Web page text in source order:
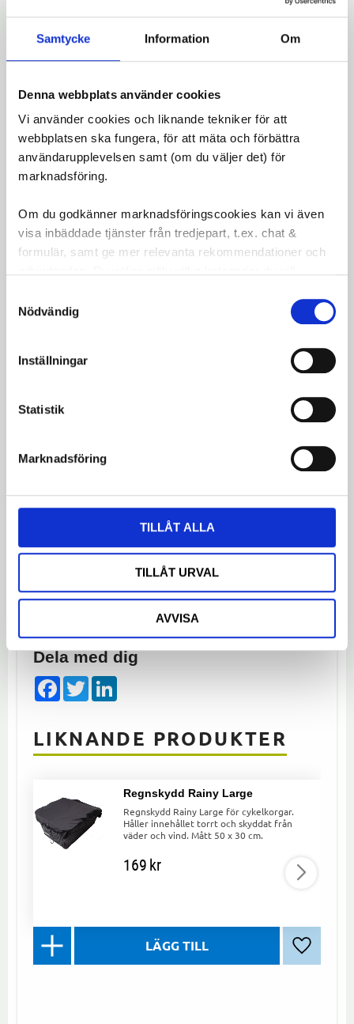
Samtycke Information Om
Denna webbplats använder cookies
Vi använder cookies och liknande tekniker för att
webbplatsen ska fungera, för att mäta och förbättra
användarupplevelsen samt (om du väljer det) för
marknadsföring.
Om du godkänner marknadsföringscookies kan vi även
visa inbäddade tjänster från tredjepart, t.ex. chat &
formulär, samt ge mer relevanta rekommendationer och
Nödvändig
Inställningar
Statistik
Marknadsföring
TILLÅT ALLA
TILLÅT URVAL
AVVISA
samt väskor som Sporty, Strike, Buddy och
Väderskyddet är tillverkat i slitstarka och
regn, medan de reflekterande detaljerna gör att
du syns bättre när du cyklar i mörker.
Specifikationer:
Reflekterande
Passar: Flera Spectra Pronto korgar och
väskor
Material : Vattentåligt och slitstarkt
Dela med dig
Facebook
Twitter
Bli den första att lämna ett omdöme.
LIKNANDE PRODUKTER
Regnskydd Rainy Large
Regnskydd Rainy Large för cykelkorgar.
Håller innehållet torrt och skyddat från
väder och vind. Mått 50 x 30 cm.
169kr
Lägg till